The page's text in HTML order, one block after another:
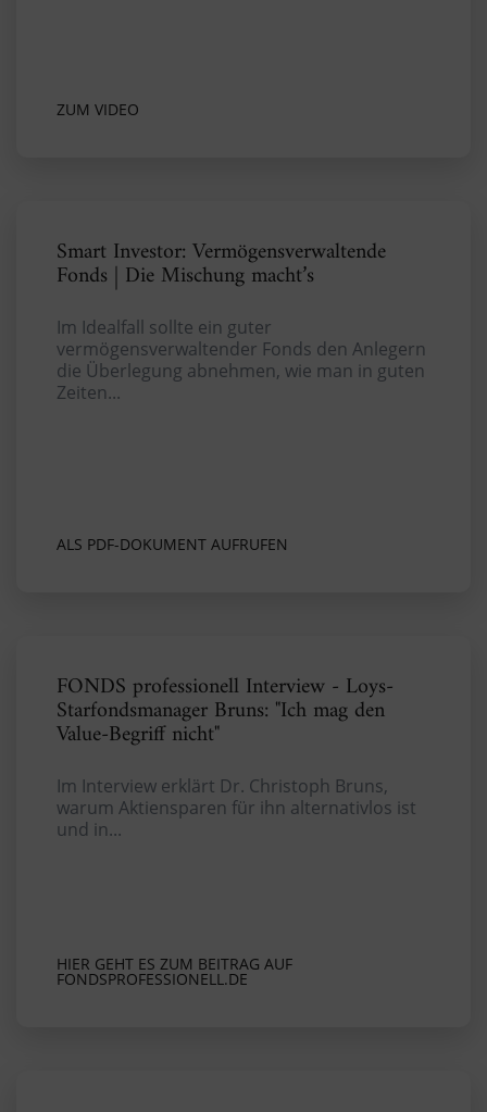
ZUM VIDEO
Smart Investor: Vermögensverwaltende
Fonds | Die Mischung macht’s
Im Idealfall sollte ein guter
vermögensverwaltender Fonds den Anlegern
die Überlegung abnehmen, wie man in guten
Zeiten...
ALS PDF-DOKUMENT AUFRUFEN
FONDS professionell Interview - Loys-
Starfondsmanager Bruns: "Ich mag den
Value-Begriff nicht"
Im Interview erklärt Dr. Christoph Bruns,
warum Aktiensparen für ihn alternativlos ist
und in...
HIER GEHT ES ZUM BEITRAG AUF
FONDSPROFESSIONELL.DE